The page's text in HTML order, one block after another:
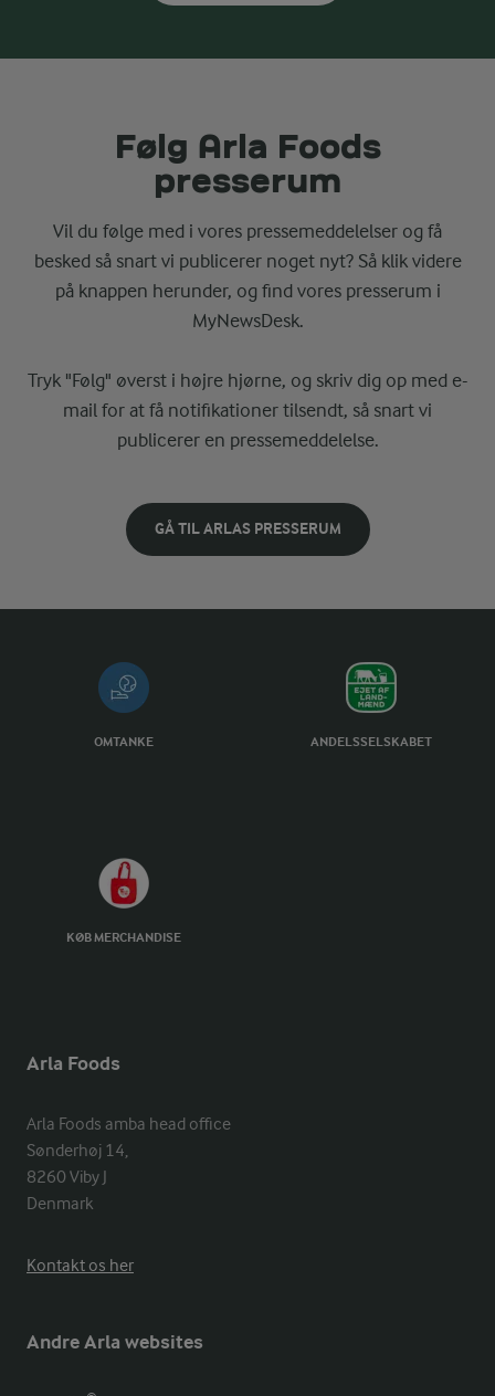
Følg Arla Foods
presserum
Vil du følge med i vores pressemeddelelser og få
besked så snart vi publicerer noget nyt? Så klik videre
på knappen herunder, og find vores presserum i
MyNewsDesk.
Tryk "Følg" øverst i højre hjørne, og skriv dig op med e-
mail for at få notifikationer tilsendt, så snart vi
publicerer en pressemeddelelse.
GÅ TIL ARLAS PRESSERUM
OMTANKE ANDELSSELSKABET
KØB MERCHANDISE
Arla Foods
Arla Foods amba head office
Sønderhøj 14,
8260 Viby J
Denmark
Kontakt os her
Andre Arla websites